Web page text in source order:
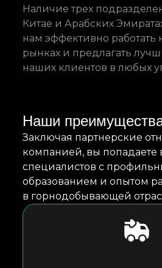
Наличие трех
Китае и Арабских
нам эффективно работать
рынках и предлагать
наших клиентов в любых
Наши
Заключая партнерские
компанией, вы попадаете
специалистов с
образованием и опытом
в горнодобывающей